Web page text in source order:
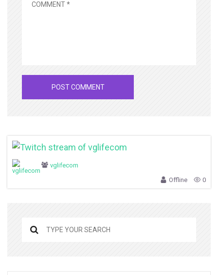
vglifecom
Offline 0